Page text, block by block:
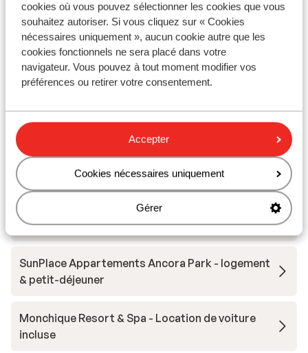
cookies où vous pouvez sélectionner les cookies que vous
souhaitez autoriser. Si vous cliquez sur « Cookies
nécessaires uniquement », aucun cookie autre que les
cookies fonctionnels ne sera placé dans votre
navigateur. Vous pouvez à tout moment modifier vos
préférences ou retirer votre consentement.
Accepter
Cookies nécessaires uniquement
Gérer
Appart'hôtel Vila Petra
Appartements Presa de Moura - location de
voiture incluse
Iberostar Selection Lagos Algarve
Aparthotel Alfagar Prestige
Bricia Du Mar Rural Aparthotel
SunPlace Appartements Ancora Park
SunPlace Appartements Ancora Park - logement
& petit-déjeuner
Monchique Resort & Spa - Location de voiture
incluse